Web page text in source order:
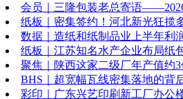
会员｜三隆包装老总寄语
纸板｜密集签约！河北新光狂揽
数据｜造纸和纸制品业上半年利
纸板｜江苏知名水产企业布局纸
聚焦｜陕西这家二级厂年产值约
BHS｜超宽幅瓦线密集落地的背
彩印｜广东兴艺印刷新工厂办公